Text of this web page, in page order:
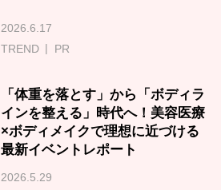
2026.6.17
TREND
PR
「体重を落とす」から「ボディラ
インを整える」時代へ！美容医療
×ボディメイクで理想に近づける
最新イベントレポート
2026.5.29